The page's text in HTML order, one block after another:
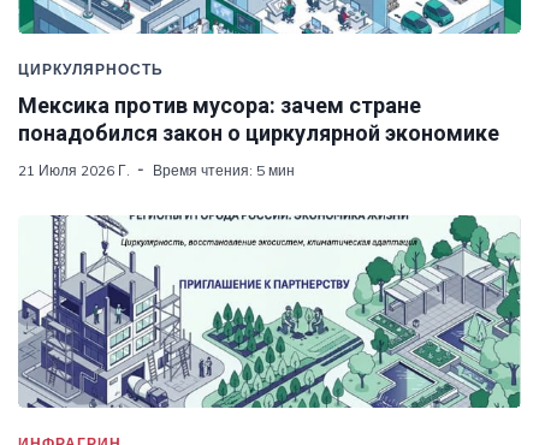
ЦИРКУЛЯРНОСТЬ
Мексика против мусора: зачем стране
понадобился закон о циркулярной экономике
21 Июля 2026 Г. Время чтения: 5 мин